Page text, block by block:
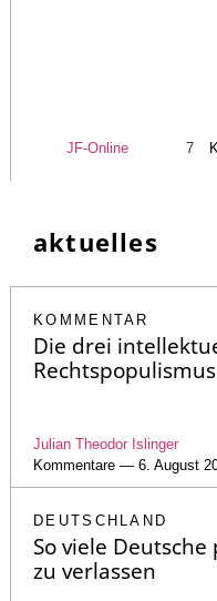
JF-Online 7
aktuelles
KOMMENTAR
Die drei
Rechtspopulismus
Julian Theodor Islinger
Kommentare — 6. August
DEUTSCHLAND
So viele
zu verlassen